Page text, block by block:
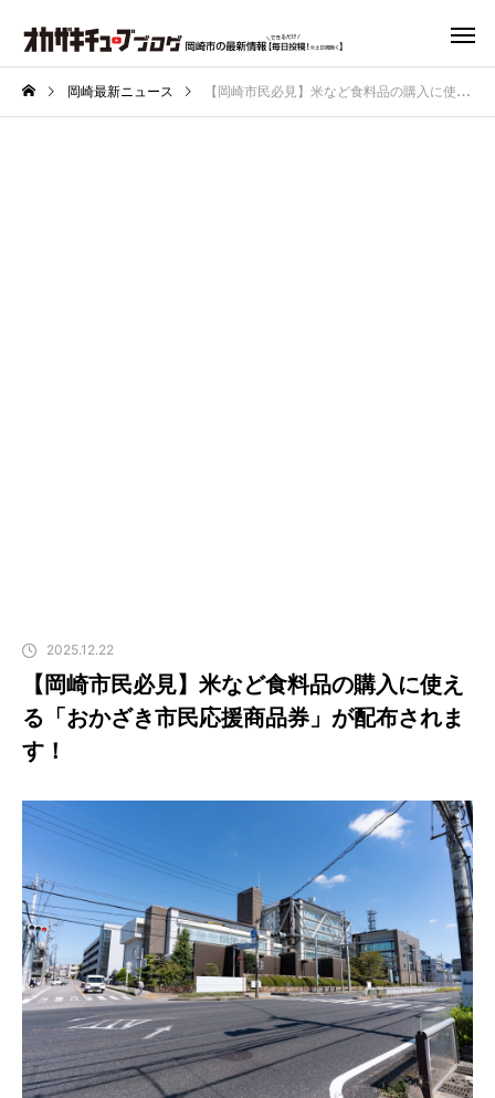
岡崎最新ニュース 【岡崎市民必見】米など食料品の購入に使える「おかざき市民応援商品券」が配布されます！
2025.12.22
【岡崎市民必見】米など食料品の購入に使え
る「おかざき市民応援商品券」が配布されま
す！